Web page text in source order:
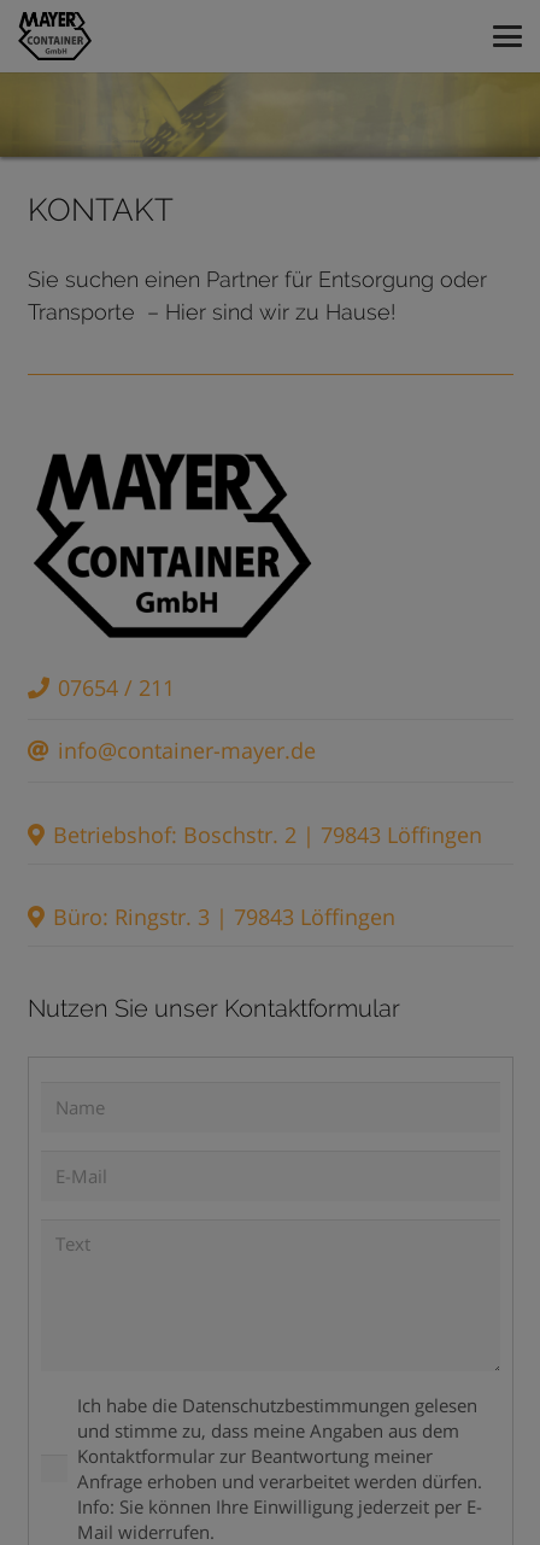
KONTAKT
Sie suchen einen Partner für Entsorgung oder
Transporte – Hier sind wir zu Hause!
07654 / 211
info@container-mayer.de
Betriebshof: Boschstr. 2 | 79843 Löffingen
Büro: Ringstr. 3 | 79843 Löffingen
Nutzen Sie unser Kontaktformular
Ich habe die Datenschutzbestimmungen gelesen
und stimme zu, dass meine Angaben aus dem
Kontaktformular zur Beantwortung meiner
Anfrage erhoben und verarbeitet werden dürfen.
Info: Sie können Ihre Einwilligung jederzeit per E-
Mail widerrufen.